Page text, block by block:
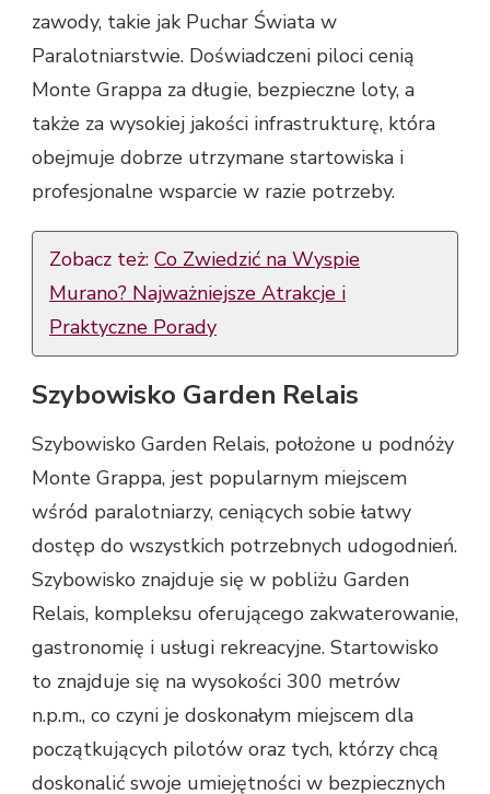
zawody, takie jak Puchar Świata w
Paralotniarstwie. Doświadczeni piloci cenią
Monte Grappa za długie, bezpieczne loty, a
także za wysokiej jakości infrastrukturę, która
obejmuje dobrze utrzymane startowiska i
profesjonalne wsparcie w razie potrzeby.
Zobacz też: Co Zwiedzić na Wyspie
Murano? Najważniejsze Atrakcje i
Praktyczne Porady
Szybowisko Garden Relais
Szybowisko Garden Relais, położone u podnóży
Monte Grappa, jest popularnym miejscem
wśród paralotniarzy, ceniących sobie łatwy
dostęp do wszystkich potrzebnych udogodnień.
Szybowisko znajduje się w pobliżu Garden
Relais, kompleksu oferującego zakwaterowanie,
gastronomię i usługi rekreacyjne. Startowisko
to znajduje się na wysokości 300 metrów
n.p.m., co czyni je doskonałym miejscem dla
początkujących pilotów oraz tych, którzy chcą
doskonalić swoje umiejętności w bezpiecznych